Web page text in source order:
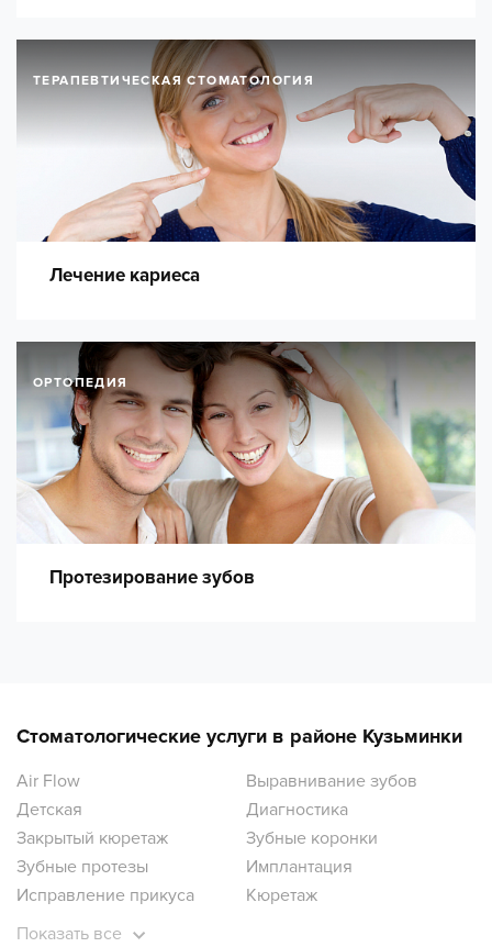
ТЕРАПЕВТИЧЕСКАЯ СТОМАТОЛОГИЯ
Лечение кариеса
ОРТОПЕДИЯ
Протезирование зубов
Стоматологические услуги в районе Кузьминки
Air Flow
Выравнивание зубов
Детская
Диагностика
Закрытый кюретаж
Зубные коронки
Зубные протезы
Имплантация
Исправление прикуса
Кюретаж
Лечение десен
Показать все